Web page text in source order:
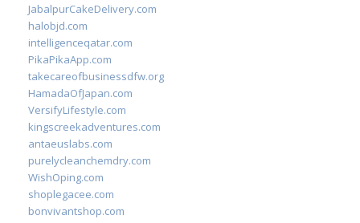
JabalpurCakeDelivery.com
halobjd.com
intelligenceqatar.com
PikaPikaApp.com
takecareofbusinessdfw.org
HamadaOfJapan.com
VersifyLifestyle.com
kingscreekadventures.com
antaeuslabs.com
purelycleanchemdry.com
WishOping.com
shoplegacee.com
bonvivantshop.com